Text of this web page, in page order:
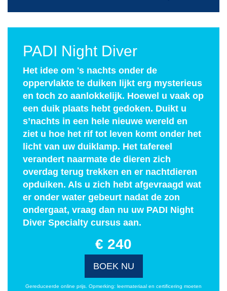
PADI Night Diver
Het idee om 's nachts onder de
oppervlakte te duiken lijkt erg mysterieus
en toch zo aanlokkelijk. Hoewel u vaak op
een duik plaats hebt gedoken. Duikt u
s’nachts in een hele nieuwe wereld en
ziet u hoe het rif tot leven komt onder het
licht van uw duiklamp. Het tafereel
verandert naarmate de dieren zich
overdag terug trekken en er nachtdieren
opduiken. Als u zich hebt afgevraagd wat
er onder water gebeurt nadat de zon
ondergaat, vraag dan nu uw PADI Night
Diver Specialty cursus aan.
€ 240
BOEK NU
Gereduceerde online prijs. Opmerking: leermateriaal en certificering moeten